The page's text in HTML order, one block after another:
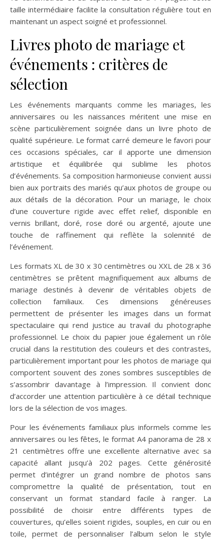
taille intermédiaire facilite la consultation régulière tout en
maintenant un aspect soigné et professionnel.
Livres photo de mariage et
événements : critères de
sélection
Les événements marquants comme les mariages, les
anniversaires ou les naissances méritent une mise en
scène particulièrement soignée dans un livre photo de
qualité supérieure. Le format carré demeure le favori pour
ces occasions spéciales, car il apporte une dimension
artistique et équilibrée qui sublime les photos
d’événements. Sa composition harmonieuse convient aussi
bien aux portraits des mariés qu’aux photos de groupe ou
aux détails de la décoration. Pour un mariage, le choix
d’une couverture rigide avec effet relief, disponible en
vernis brillant, doré, rose doré ou argenté, ajoute une
touche de raffinement qui reflète la solennité de
l’événement.
Les formats XL de 30 x 30 centimètres ou XXL de 28 x 36
centimètres se prêtent magnifiquement aux albums de
mariage destinés à devenir de véritables objets de
collection familiaux. Ces dimensions généreuses
permettent de présenter les images dans un format
spectaculaire qui rend justice au travail du photographe
professionnel. Le choix du papier joue également un rôle
crucial dans la restitution des couleurs et des contrastes,
particulièrement important pour les photos de mariage qui
comportent souvent des zones sombres susceptibles de
s’assombrir davantage à l’impression. Il convient donc
d’accorder une attention particulière à ce détail technique
lors de la sélection de vos images.
Pour les événements familiaux plus informels comme les
anniversaires ou les fêtes, le format A4 panorama de 28 x
21 centimètres offre une excellente alternative avec sa
capacité allant jusqu’à 202 pages. Cette générosité
permet d’intégrer un grand nombre de photos sans
compromettre la qualité de présentation, tout en
conservant un format standard facile à ranger. La
possibilité de choisir entre différents types de
couvertures, qu’elles soient rigides, souples, en cuir ou en
toile, permet de personnaliser l’album selon le style